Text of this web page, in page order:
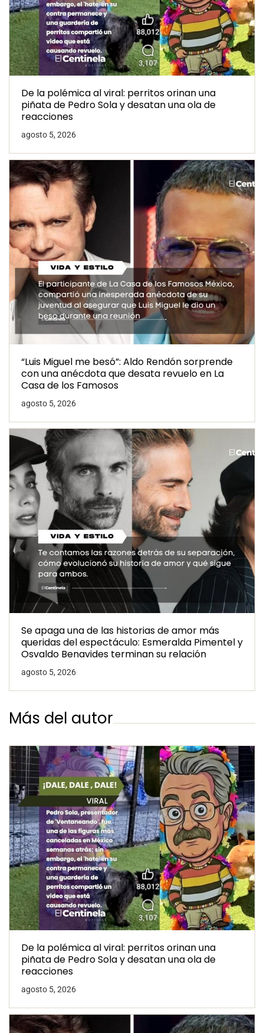
De la polémica al viral: perritos orinan una
piñata de Pedro Sola y desatan una ola de
reacciones
agosto 5, 2026
“Luis Miguel me besó”: Aldo Rendón sorprende
con una anécdota que desata revuelo en La
Casa de los Famosos
agosto 5, 2026
Se apaga una de las historias de amor más
queridas del espectáculo: Esmeralda Pimentel y
Osvaldo Benavides terminan su relación
agosto 5, 2026
Más del autor
De la polémica al viral: perritos orinan una
piñata de Pedro Sola y desatan una ola de
reacciones
agosto 5, 2026